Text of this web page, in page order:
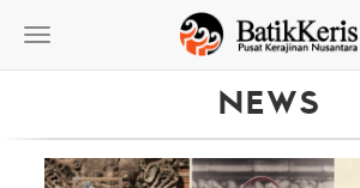
Toggle
NEWS